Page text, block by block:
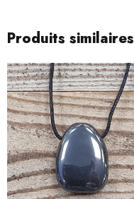
Produits similaires